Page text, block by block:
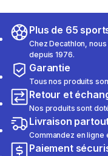
Plus de 65
Chez Decathlon,
depuis 1976.
Garantie
Tous nos produits
Retour et
Nos produits sont
Livraison
Commandez en
Paiement